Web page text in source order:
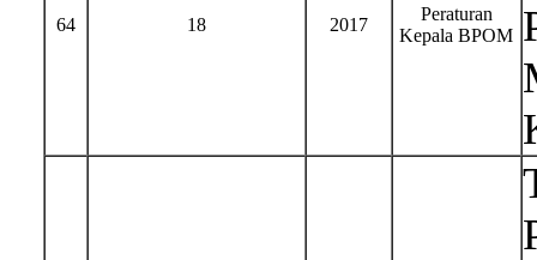
64 18 2017
Peraturan
Kepala BPOM